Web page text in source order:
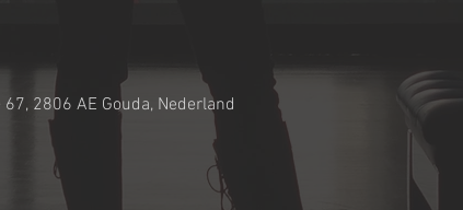
2806 AE Gouda, Nederland